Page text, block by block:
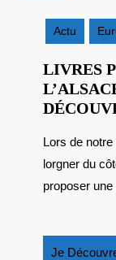
2019
Actu
LIVRES
Lors de notre séjour en Alsace, j’en ai profité pour
lorgner du
proposer
Je